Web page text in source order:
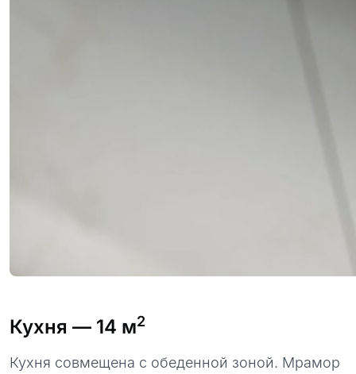
Кухня — 14 м2
Кухня совмещена с обеденной зоной. Мрамор